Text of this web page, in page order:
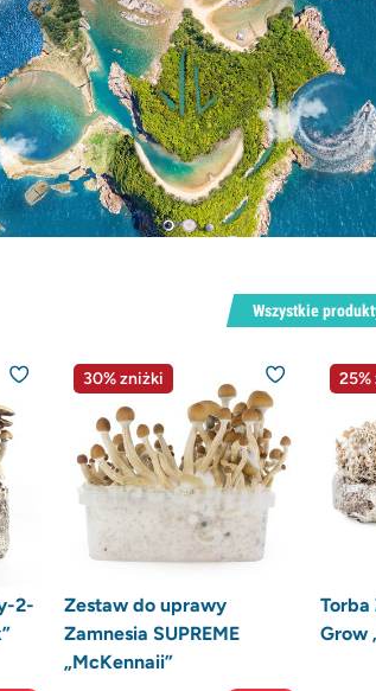
Wszystkie
2-
30% zniżki
Zestaw do uprawy
Zamnesia SUPREME
„McKennaii”
25%
Torba
Grow